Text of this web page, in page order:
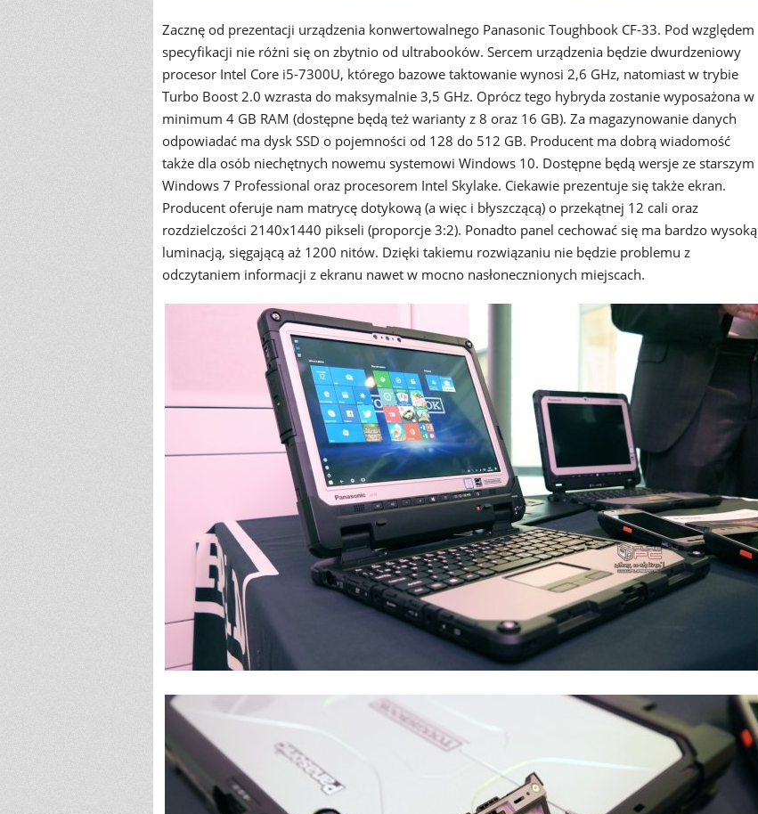
Zacznę od prezentacji urządzenia konwertowalnego Panasonic Toughbook CF-33. Pod względem
specyfikacji nie różni się on zbytnio od ultrabooków. Sercem urządzenia będzie dwurdzeniowy
procesor Intel Core i5-7300U, którego bazowe taktowanie wynosi 2,6 GHz, natomiast w trybie
Turbo Boost 2.0 wzrasta do maksymalnie 3,5 GHz. Oprócz tego hybryda zostanie wyposażona w
minimum 4 GB RAM (dostępne będą też warianty z 8 oraz 16 GB). Za magazynowanie danych
odpowiadać ma dysk SSD o pojemności od 128 do 512 GB. Producent ma dobrą wiadomość
także dla osób niechętnych nowemu systemowi Windows 10. Dostępne będą wersje ze starszym
Windows 7 Professional oraz procesorem Intel Skylake. Ciekawie prezentuje się także ekran.
Producent oferuje nam matrycę dotykową (a więc i błyszczącą) o przekątnej 12 cali oraz
rozdzielczości 2140x1440 pikseli (proporcje 3:2). Ponadto panel cechować się ma bardzo wysoką
luminacją, sięgającą aż 1200 nitów. Dzięki takiemu rozwiązaniu nie będzie problemu z
odczytaniem informacji z ekranu nawet w mocno nasłonecznionych miejscach.